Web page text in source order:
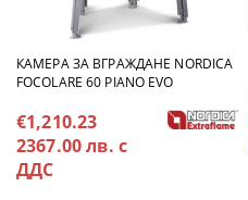
КАМЕРА ЗА ВГРАЖДАНЕ NORDICA
FOCOLARE 60 PIANO EVO
€1,210.23
2367.00 лв. с
ДДС